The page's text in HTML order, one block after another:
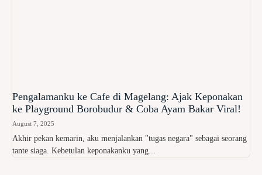
Pengalamanku ke Cafe di Magelang: Ajak Keponakan
ke Playground Borobudur & Coba Ayam Bakar Viral!
August 7, 2025
Akhir pekan kemarin, aku menjalankan "tugas negara" sebagai seorang
tante siaga. Kebetulan keponakanku yang...